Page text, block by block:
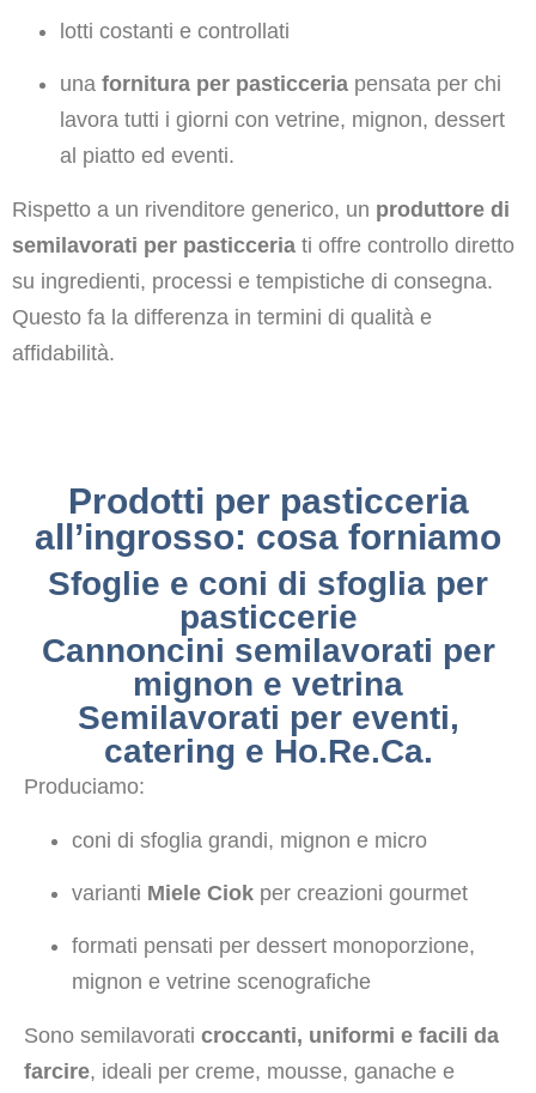
lotti costanti e controllati
una fornitura per pasticceria pensata per chi
lavora tutti i giorni con vetrine, mignon, dessert
al piatto ed eventi.
Rispetto a un rivenditore generico, un produttore di
semilavorati per pasticceria ti offre controllo diretto
su ingredienti, processi e tempistiche di consegna.
Questo fa la differenza in termini di qualità e
affidabilità.
Prodotti per pasticceria
all’ingrosso: cosa forniamo
Sfoglie e coni di sfoglia per
pasticcerie
Cannoncini semilavorati per
mignon e vetrina
Semilavorati per eventi,
catering e Ho.Re.Ca.
Produciamo:
coni di sfoglia grandi, mignon e micro
varianti Miele Ciok per creazioni gourmet
formati pensati per dessert monoporzione,
mignon e vetrine scenografiche
Sono semilavorati croccanti, uniformi e facili da
farcire, ideali per creme, mousse, ganache e